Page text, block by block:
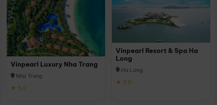
Vinpearl Luxury Nha Trang
Nha Trang
★ 5.0
Vinpearl Resort & Spa Ha
Long
Hạ Long
★ 5.0